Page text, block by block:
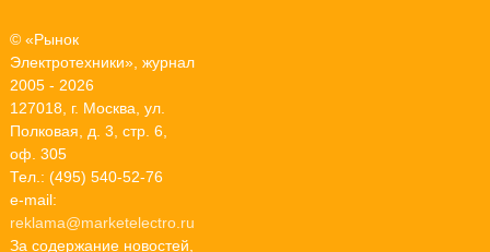
© «Рынок
Электротехники», журнал
2005 - 2026
127018, г. Москва, ул.
Полковая, д. 3, стр. 6,
оф. 305
Тел.: (495) 540-52-76
e-mail:
reklama@marketelectro.ru
За содержание новостей,